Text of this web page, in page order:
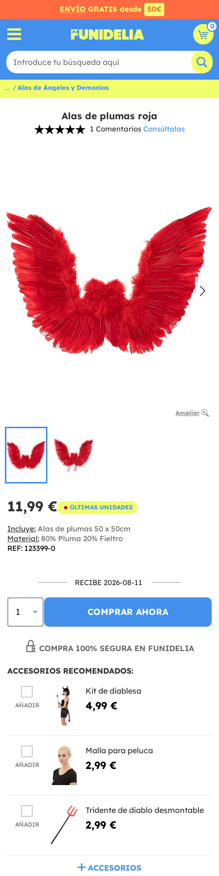
ENVÍO GRATIS desde 50€
0
... Alas de Ángeles y Demonios
Alas de plumas roja
1 Comentarios Consúltalas
Ampliar
11,99 € ÚLTIMAS UNIDADES
Incluye: Alas de plumas 50 x 50cm
Material: 80% Pluma 20% Fieltro
REF: 123399-0
RECIBE 2026-08-11
COMPRAR AHORA
COMPRA 100% SEGURA EN FUNIDELIA
ACCESORIOS RECOMENDADOS:
AÑADIR
Kit de diablesa
4,99 €
AÑADIR
Malla para peluca
2,99 €
AÑADIR
Tridente de diablo desmontable
2,99 €
ACCESORIOS